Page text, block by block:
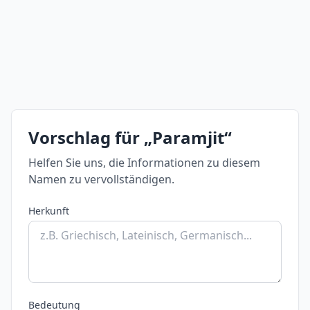
Vorschlag für „Paramjit“
Helfen Sie uns, die Informationen zu diesem
Namen zu vervollständigen.
Herkunft
Bedeutung